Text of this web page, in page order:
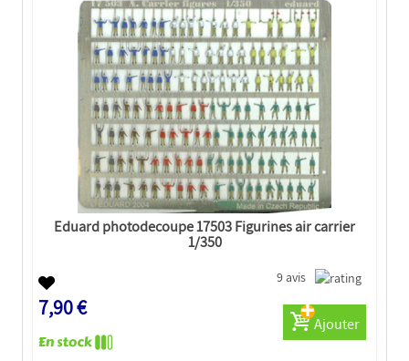
Eduard photodecoupe 17503 Figurines air carrier
1/350
9 avis
7,90 €
Ajouter